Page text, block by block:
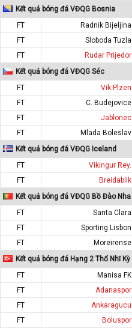
Kết quả bóng đá VĐQG Bosnia
FT
Radnik Bijeljina
FT
Sloboda Tuzla
FT
Rudar Prijedor
Kết quả bóng đá VĐQG Séc
FT
Vik.Plzen
FT
C. Budejovice
FT
Jablonec
FT
Mlada Boleslav
Kết quả bóng đá VĐQG Iceland
FT
Vikingur Rey.
FT
Breidablik
Kết quả bóng đá VĐQG Bồ Đào Nha
FT
Santa Clara
FT
Sporting Lisbon
FT
Moreirense
Kết quả bóng đá Hạng 2 Thổ Nhĩ Kỳ
FT
Manisa FK
FT
Adanaspor
FT
Ankaragucu
FT
Boluspor